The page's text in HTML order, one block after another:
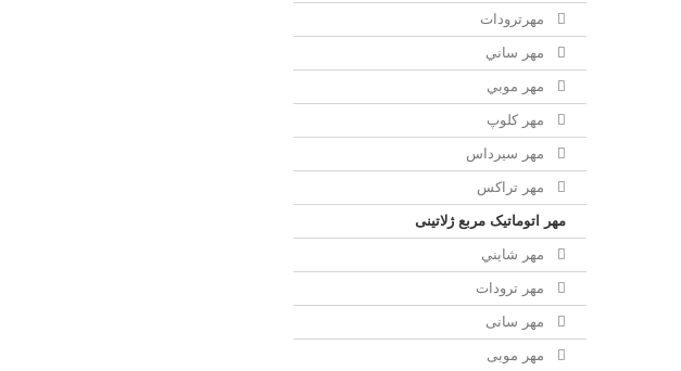
مهرترودات
مهر ساني
مهر موبي
مهر كلوپ
مهر سيرداس
مهر تراکس
مهر اتوماتیک مربع ژلاتینی
مهر شايني
مهر ترودات
مهر سانی
مهر موبی